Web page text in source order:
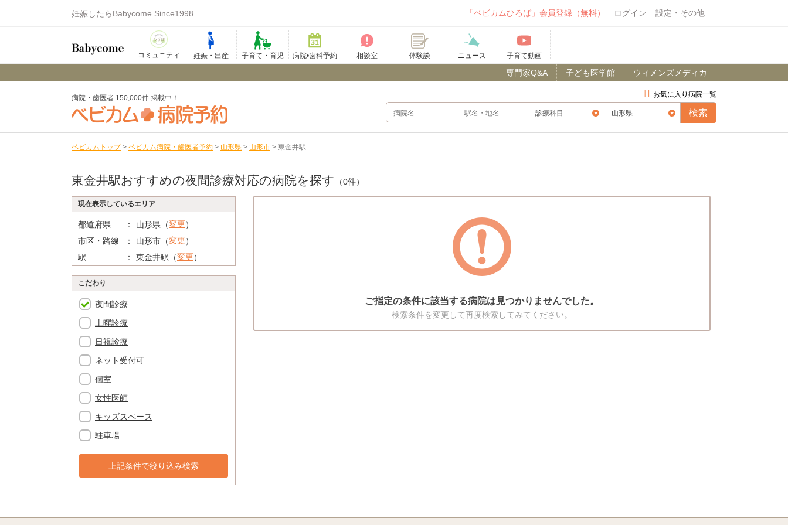
妊娠したらBabycome Since1998 「ベビカムひろば」会員登録（無料） ログイン 設定・その他
コミュニティ 妊娠・出産 子育て・育児 病院•歯科予約 相談室 体験談 ニュース 子育て動画
ウィメンズメディカ
子ども医学館
専門家Q&A
お気に入り病院一覧
病院・歯医者 150,000件 掲載中！
ベビカムトップ > ベビカム病院・歯医者予約 > 山形県 > 山形市 > 東金井駅
東金井駅おすすめの夜間診療対応の病院を探す （0件）
現在表示しているエリア
都道府県 山形県（変更）
市区・路線
山形市（変更）
駅
東金井駅（変更）
こだわり
夜間診療
土曜診療
日祝診療
ネット受付可
個室
女性医師
キッズスペース
駐車場
上記条件で絞り込み検索
ご指定の条件に該当する病院は見つかりませんでした。
検索条件を変更して再度検索してみてください。